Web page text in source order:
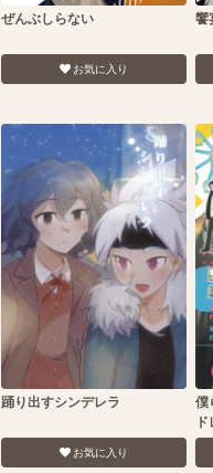
ぜんぶしらない
お気に入り
饗
踊り出すシンデレラ
お気に入り
僕